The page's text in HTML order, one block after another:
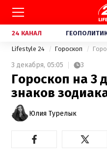
24 КАНАЛ
Lifestyle 24 Гороскоп
3 декабря, 05:05 3
Гороскоп на 3
знаков
Юлия Турелык